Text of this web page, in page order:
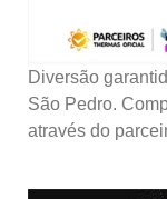
Diversão
São Pedro.
através do